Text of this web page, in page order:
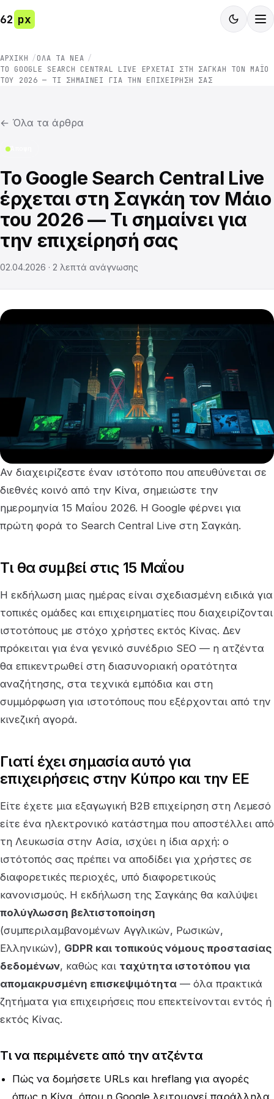
62 px
ΑΡΧΙΚΉ
ΌΛΑ ΤΑ ΝΈΑ
ΤΟ GOOGLE SEARCH CENTRAL LIVE ΈΡΧΕΤΑΙ ΣΤΗ ΣΑΓΚΆΗ ΤΟΝ ΜΆΙΟ
ΤΟΥ 2026 — ΤΙ ΣΗΜΑΊΝΕΙ ΓΙΑ ΤΗΝ ΕΠΙΧΕΊΡΗΣΉ ΣΑΣ
← Όλα τα άρθρα
Το Google Search Central Live
έρχεται στη Σαγκάη τον Μάιο
του 2026 — Τι σημαίνει για
την επιχείρησή σας
02.04.2026 · 2 λεπτά ανάγνωσης
Αν διαχειρίζεστε έναν ιστότοπο που απευθύνεται σε
διεθνές κοινό από την Κίνα, σημειώστε την
ημερομηνία 15 Μαΐου 2026. Η Google φέρνει για
πρώτη φορά το Search Central Live στη Σαγκάη.
Τι θα συμβεί στις 15 Μαΐου
Η εκδήλωση μιας ημέρας είναι σχεδιασμένη ειδικά για
τοπικές ομάδες και επιχειρηματίες που διαχειρίζονται
ιστοτόπους με στόχο χρήστες εκτός Κίνας. Δεν
πρόκειται για ένα γενικό συνέδριο SEO — η ατζέντα
θα επικεντρωθεί στη διασυνοριακή ορατότητα
αναζήτησης, στα τεχνικά εμπόδια και στη
συμμόρφωση για ιστοτόπους που εξέρχονται από την
κινεζική αγορά.
Γιατί έχει σημασία αυτό για
επιχειρήσεις στην Κύπρο και την ΕΕ
Είτε έχετε μια εξαγωγική B2B επιχείρηση στη Λεμεσό
είτε ένα ηλεκτρονικό κατάστημα που αποστέλλει από
τη Λευκωσία στην Ασία, ισχύει η ίδια αρχή: ο
ιστότοπός σας πρέπει να αποδίδει για χρήστες σε
διαφορετικές περιοχές, υπό διαφορετικούς
κανονισμούς. Η εκδήλωση της Σαγκάης θα καλύψει
πολύγλωσση βελτιστοποίηση
(συμπεριλαμβανομένων Αγγλικών, Ρωσικών,
Ελληνικών), GDPR και τοπικούς νόμους προστασίας
δεδομένων, καθώς και ταχύτητα ιστοτόπου για
απομακρυσμένη επισκεψιμότητα — όλα πρακτικά
ζητήματα για επιχειρήσεις που επεκτείνονται εντός ή
εκτός Κίνας.
Τι να περιμένετε από την ατζέντα
Πώς να δομήσετε URLs και hreflang για αγορές
όπως η Κίνα, όπου η Google λειτουργεί παράλληλα